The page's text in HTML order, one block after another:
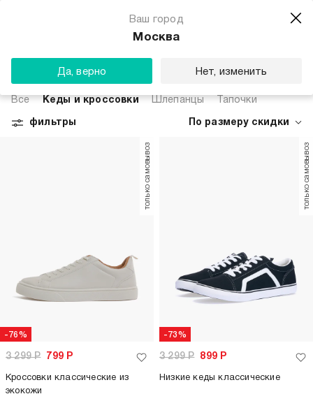
Ваш город
Москва
Да, верно Нет, изменить
МУЖЧИН
Все Кеды и кроссовки Шлепанцы Тапочки
По размеру скидки
фильтры
-76%
только самовывоз
3 299Р 799 Р
Кроссовки классические из
экокожи
-73%
только самовывоз
3 299Р 899 Р
Низкие кеды классические